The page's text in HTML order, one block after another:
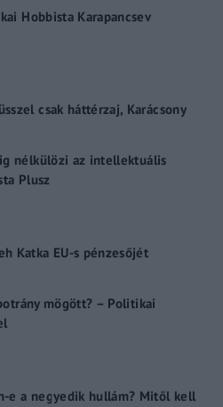
Hobbista Karapancsev
csak háttérzaj, Karácsony
nélkülözi az intellektuális
Plusz
Katka EU-s pénzesőjét
mögött? – Politikai
e a negyedik hullám? Mitől kell